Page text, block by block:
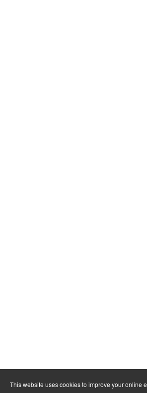
This website uses cookies to improve your online